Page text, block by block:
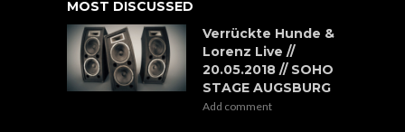
MOST DISCUSSED
Verrückte Hunde &
Lorenz Live //
20.05.2018 // SOHO
STAGE AUGSBURG
Add comment